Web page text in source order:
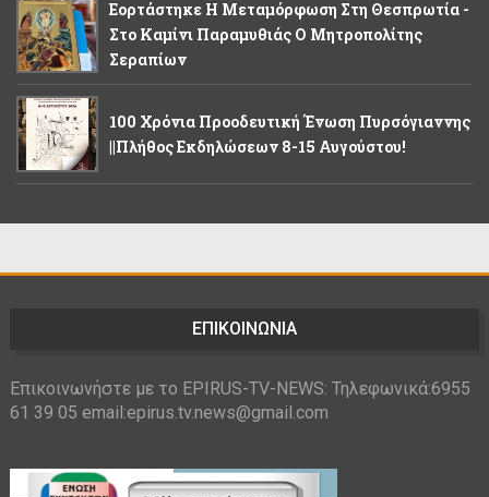
Εορτάστηκε Η Μεταμόρφωση Στη Θεσπρωτία -
Στο Καμίνι Παραμυθιάς Ο Μητροπολίτης
Σεραπίων
100 Χρόνια Προοδευτική Ένωση Πυρσόγιαννης
||Πλήθος Εκδηλώσεων 8-15 Αυγούστου!
ΕΠΙΚΟΙΝΩΝΙΑ
Επικοινωνήστε με το EPIRUS-TV-NEWS: Τηλεφωνικά:6955
61 39 05 email:epirus.tv.news@gmail.com